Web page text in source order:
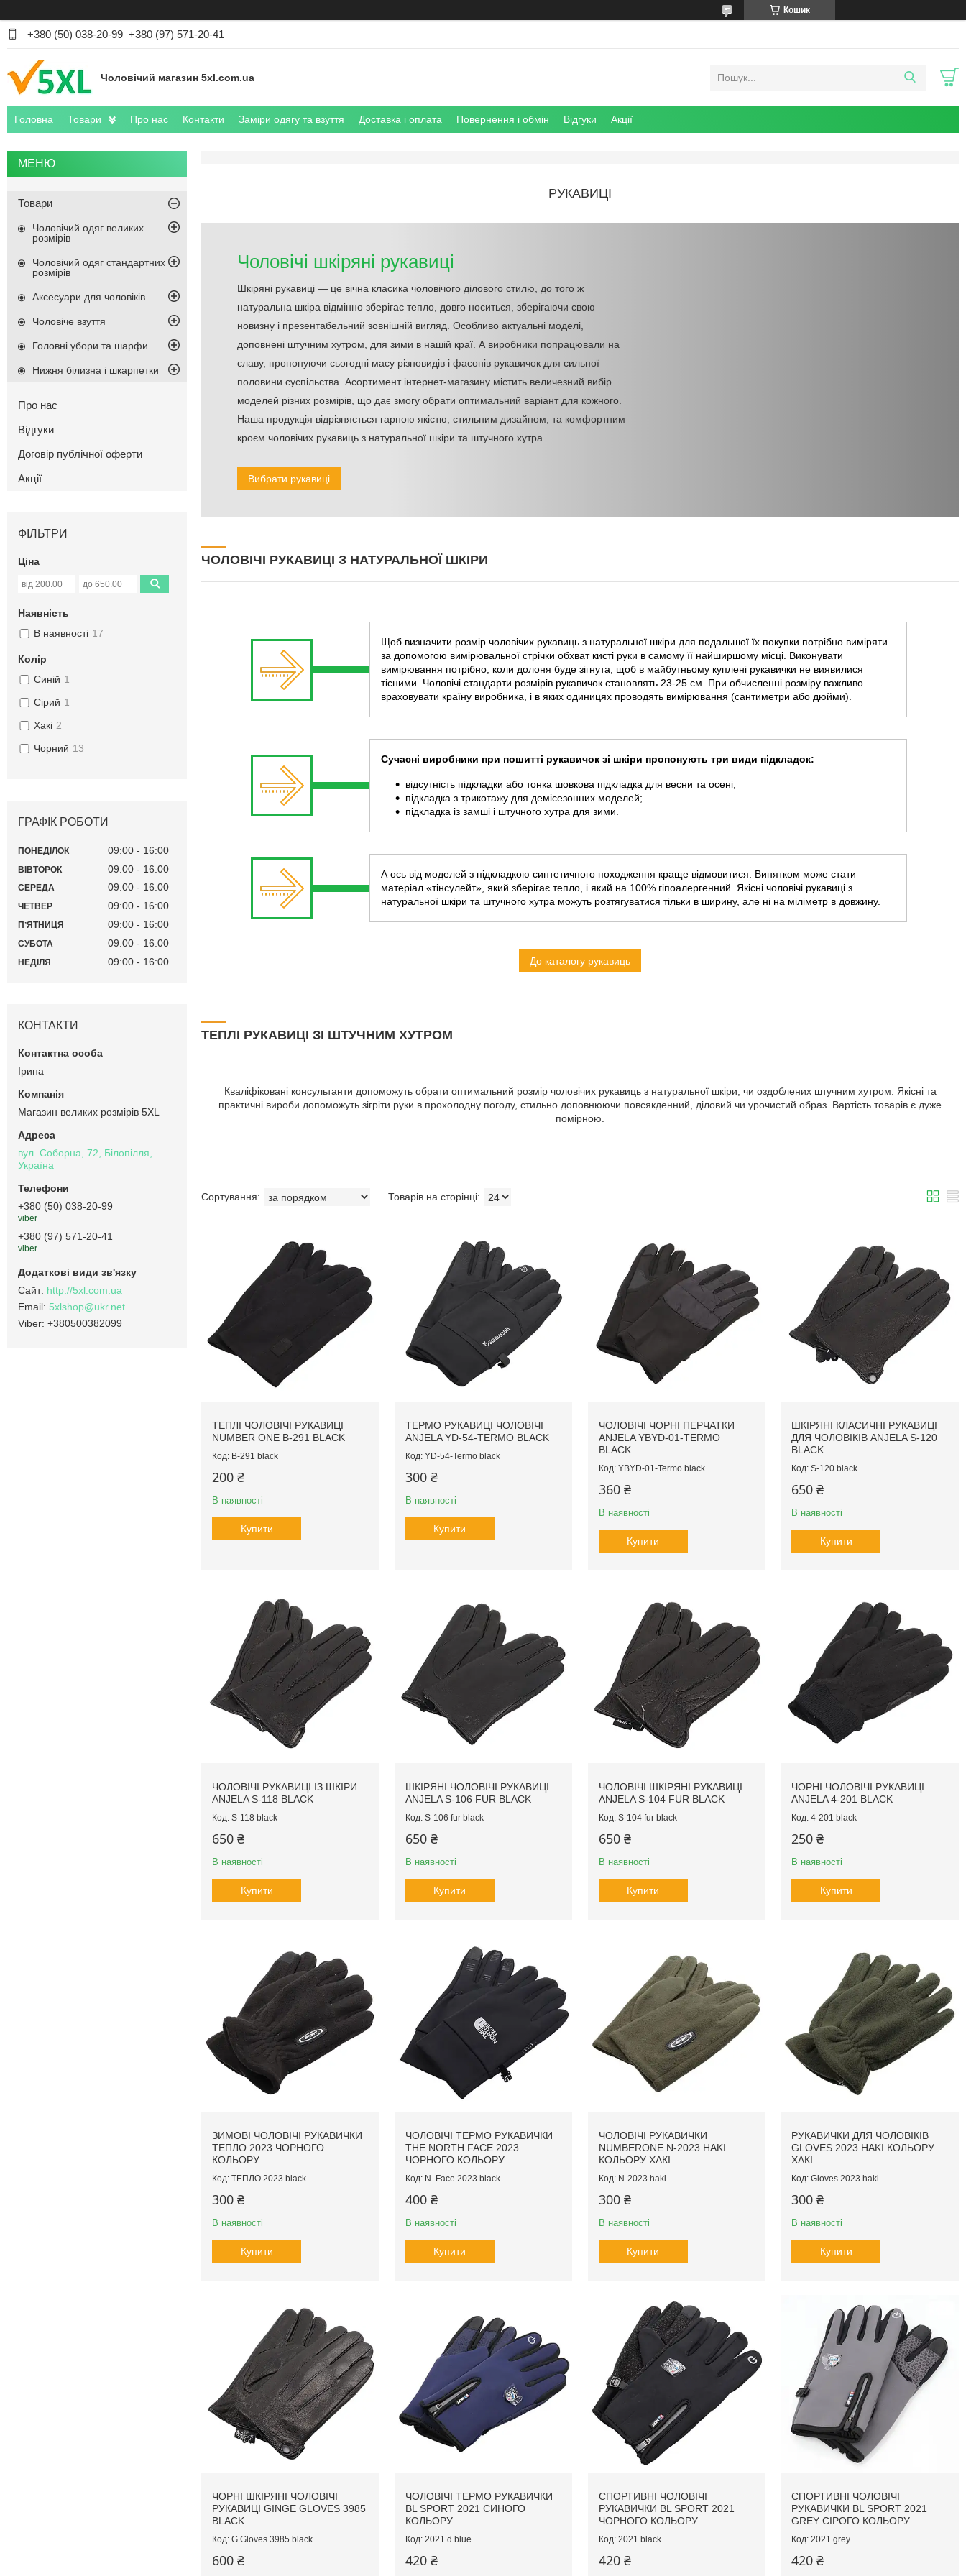
Кошик
+380 (50) 038-20-99 +380 (97) 571-20-41
Чоловічий магазин 5xl.com.ua
Головна Товари Про нас Контакти Заміри одягу та взуття Доставка і оплата Повернення і обмін Відгуки Акції
РУКАВИЦІ
Чоловічі шкіряні рукавиці
Шкіряні рукавиці — це вічна класика чоловічого ділового стилю, до того ж
натуральна шкіра відмінно зберігає тепло, довго носиться, зберігаючи свою
новизну і презентабельний зовнішній вигляд. Особливо актуальні моделі,
доповнені штучним хутром, для зими в нашій краї. А виробники попрацювали на
славу, пропонуючи сьогодні масу різновидів і фасонів рукавичок для сильної
половини суспільства. Асортимент інтернет-магазину містить величезний вибір
моделей різних розмірів, що дає змогу обрати оптимальний варіант для кожного.
Наша продукція відрізняється гарною якістю, стильним дизайном, та комфортним
кроєм чоловічих рукавиць з натуральної шкіри та штучного хутра.
Вибрати рукавиці
ЧОЛОВІЧІ РУКАВИЦІ З НАТУРАЛЬНОЇ ШКІРИ
Щоб визначити розмір чоловічих рукавиць з натуральної шкіри для подальшої їх покупки потрібно виміряти
за допомогою вимірювальної стрічки обхват кисті руки в самому її найширшому місці. Виконувати
вимірювання потрібно, коли долоня буде зігнута, щоб в майбутньому куплені рукавички не виявилися
тісними. Чоловічі стандарти розмірів рукавичок становлять 23-25 см. При обчисленні розміру важливо
враховувати країну виробника, і в яких одиницях проводять вимірювання (сантиметри або дюйми).
Сучасні виробники при пошитті рукавичок зі шкіри пропонують три види підкладок:
відсутність підкладки або тонка шовкова підкладка для весни та осені;
підкладка з трикотажу для демісезонних моделей;
підкладка із замші і штучного хутра для зими.
А ось від моделей з підкладкою синтетичного походження краще відмовитися. Винятком може стати
матеріал «тінсулейт», який зберігає тепло, і який на 100% гіпоалергенний. Якісні чоловічі рукавиці з
натуральної шкіри та штучного хутра можуть розтягуватися тільки в ширину, але ні на міліметр в довжину.
До каталогу рукавиць
ТЕПЛІ РУКАВИЦІ ЗІ ШТУЧНИМ ХУТРОМ
Кваліфіковані консультанти допоможуть обрати оптимальний розмір чоловічих рукавиць з натуральної шкіри, чи оздоблених штучним хутром. Якісні та
практичні вироби допоможуть зігріти руки в прохолодну погоду, стильно доповнюючи повсякденний, діловий чи урочистий образ. Вартість товарів є дуже
помірною.
ТЕПЛІ ЧОЛОВІЧІ РУКАВИЦІ
NUMBER ONE B-291 BLACK
B-291 black
200 ₴
В наявності
Купити
ТЕРМО РУКАВИЦІ ЧОЛОВІЧІ
ANJELA YD-54-TERMO BLACK
YD-54-Termo black
300 ₴
В наявності
Купити
ЧОЛОВІЧІ ЧОРНІ ПЕРЧАТКИ
ANJELA YBYD-01-TERMO
BLACK
YBYD-01-Termo black
360 ₴
В наявності
Купити
ШКІРЯНІ КЛАСИЧНІ РУКАВИЦІ
ДЛЯ ЧОЛОВІКІВ ANJELA S-120
BLACK
S-120 black
650 ₴
В наявності
Купити
ЧОЛОВІЧІ РУКАВИЦІ ІЗ ШКІРИ
ANJELA S-118 BLACK
S-118 black
650 ₴
В наявності
Купити
ШКІРЯНІ ЧОЛОВІЧІ РУКАВИЦІ
ANJELA S-106 FUR BLACK
S-106 fur black
650 ₴
В наявності
Купити
ЧОЛОВІЧІ ШКІРЯНІ РУКАВИЦІ
ANJELA S-104 FUR BLACK
S-104 fur black
650 ₴
В наявності
Купити
ЧОРНІ ЧОЛОВІЧІ РУКАВИЦІ
ANJELA 4-201 BLACK
4-201 black
250 ₴
В наявності
Купити
ЗИМОВІ ЧОЛОВІЧІ РУКАВИЧКИ
ТЕПЛО 2023 ЧОРНОГО
КОЛЬОРУ
ТЕПЛО 2023 black
300 ₴
В наявності
Купити
ЧОЛОВІЧІ ТЕРМО РУКАВИЧКИ
THE NORTH FACE 2023
ЧОРНОГО КОЛЬОРУ
N. Face 2023 black
400 ₴
В наявності
Купити
ЧОЛОВІЧІ РУКАВИЧКИ
NUMBERONE N-2023 HAKI
КОЛЬОРУ ХАКІ
N-2023 haki
300 ₴
В наявності
Купити
РУКАВИЧКИ ДЛЯ ЧОЛОВІКІВ
GLOVES 2023 HAKI КОЛЬОРУ
ХАКІ
Gloves 2023 haki
300 ₴
В наявності
Купити
ЧОРНІ ШКІРЯНІ ЧОЛОВІЧІ
РУКАВИЦІ GINGE GLOVES 3985
BLACK
G.Gloves 3985 black
600 ₴
ЧОЛОВІЧІ ТЕРМО РУКАВИЧКИ
BL SPORT 2021 СИНОГО
КОЛЬОРУ.
2021 d.blue
420 ₴
СПОРТИВНІ ЧОЛОВІЧІ
РУКАВИЧКИ BL SPORT 2021
ЧОРНОГО КОЛЬОРУ
2021 black
420 ₴
СПОРТИВНІ ЧОЛОВІЧІ
РУКАВИЧКИ BL SPORT 2021
GREY СІРОГО КОЛЬОРУ
2021 grey
420 ₴
Товари
Чоловічий одяг великих
розмірів
Чоловічий одяг стандартних
розмірів
Аксесуари для чоловіків
Чоловіче взуття
Головні убори та шарфи
Нижня білизна і шкарпетки
Про нас
Відгуки
Договір публічної оферти
Акції
ФІЛЬТРИ
Ціна
Наявність
В наявності 17
Колір
Синій 1
Сірий 1
Хакі 2
Чорний 13
ГРАФІК РОБОТИ
ПОНЕДІЛОК 09:00 16:00
ВІВТОРОК 09:00 16:00
СЕРЕДА 09:00 16:00
ЧЕТВЕР 09:00 16:00
ПʼЯТНИЦЯ 09:00 16:00
СУБОТА 09:00 16:00
НЕДІЛЯ 09:00 16:00
КОНТАКТИ
Ірина
Магазин великих розмірів 5XL
вул. Соборна, 72, Білопілля,
Україна
+380 (50) 038-20-99
viber
+380 (97) 571-20-41
viber
http://5xl.com.ua
5xlshop@ukr.net
+380500382099